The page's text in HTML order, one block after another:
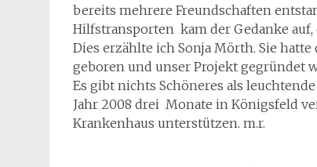
bereits mehrere Freundschaften
Hilfstransporten kam der Gedanke
Dies erzählte ich Sonja Mörth. Sie
geboren und unser Projekt gegründet
Es gibt nichts Schöneres als
Jahr 2008 drei Monate in Königsfeld
Krankenhaus unterstützen. m.r.